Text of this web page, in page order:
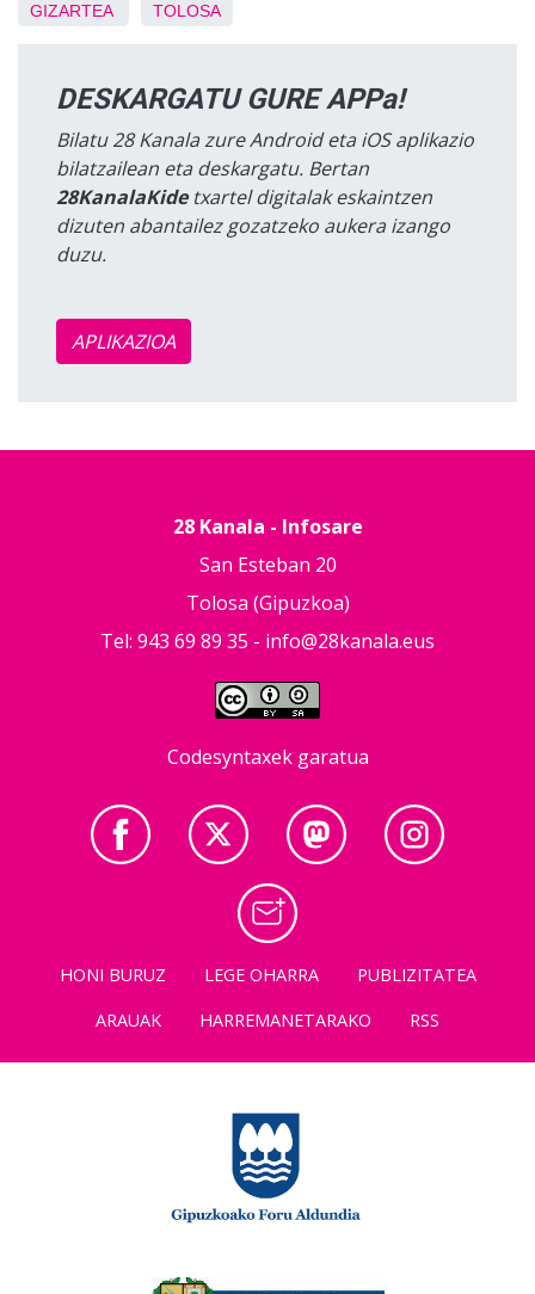
GIZARTEA TOLOSA
DESKARGATU GURE APPa!
Bilatu 28 Kanala zure Android eta iOS aplikazio
bilatzailean eta deskargatu. Bertan
28KanalaKidetxartel digitalak eskaintzen
dizuten abantailez gozatzeko aukera izango
duzu.
APLIKAZIOA
28 Kanala - Infosare
San Esteban 20
Tolosa (Gipuzkoa)
Tel: 943 69 89 35 - info@28kanala.eus
Codesyntaxek garatua
HONI BURUZ LEGE OHARRA
PUBLIZITATEA
ARAUAK
HARREMANETARAKO RSS